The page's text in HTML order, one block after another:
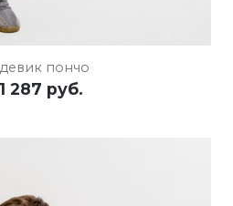
пончо
1 287 руб.